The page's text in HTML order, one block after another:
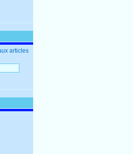
articles